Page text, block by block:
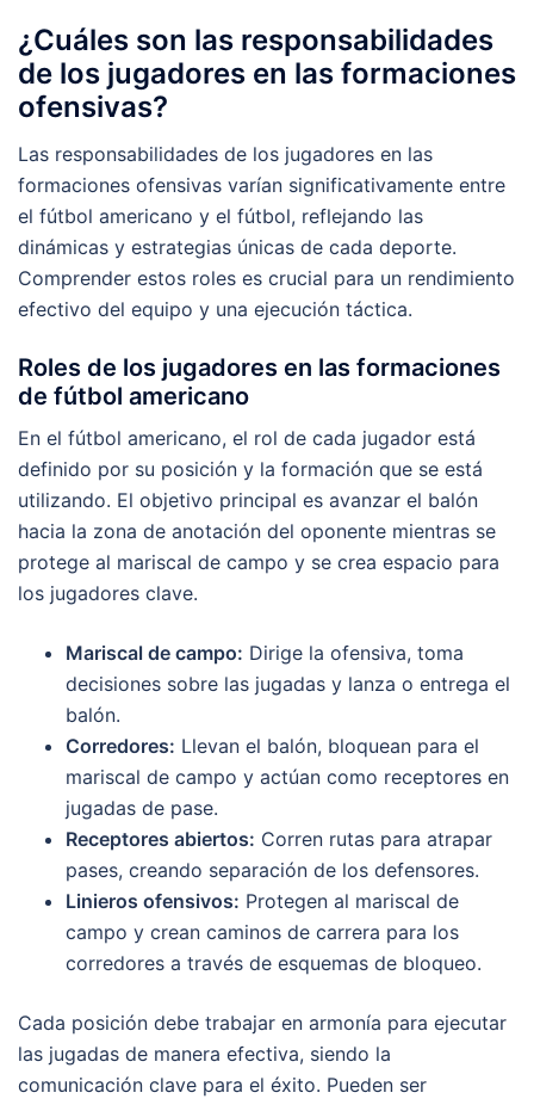
¿Cuáles son las responsabilidades
de los jugadores en las formaciones
ofensivas?
Las responsabilidades de los jugadores en las
formaciones ofensivas varían significativamente entre
el fútbol americano y el fútbol, reflejando las
dinámicas y estrategias únicas de cada deporte.
Comprender estos roles es crucial para un rendimiento
efectivo del equipo y una ejecución táctica.
Roles de los jugadores en las formaciones
de fútbol americano
En el fútbol americano, el rol de cada jugador está
definido por su posición y la formación que se está
utilizando. El objetivo principal es avanzar el balón
hacia la zona de anotación del oponente mientras se
protege al mariscal de campo y se crea espacio para
los jugadores clave.
Mariscal de campo: Dirige la ofensiva, toma
decisiones sobre las jugadas y lanza o entrega el
balón.
Corredores: Llevan el balón, bloquean para el
mariscal de campo y actúan como receptores en
jugadas de pase.
Receptores abiertos: Corren rutas para atrapar
pases, creando separación de los defensores.
Linieros ofensivos: Protegen al mariscal de
campo y crean caminos de carrera para los
corredores a través de esquemas de bloqueo.
Cada posición debe trabajar en armonía para ejecutar
las jugadas de manera efectiva, siendo la
comunicación clave para el éxito. Pueden ser